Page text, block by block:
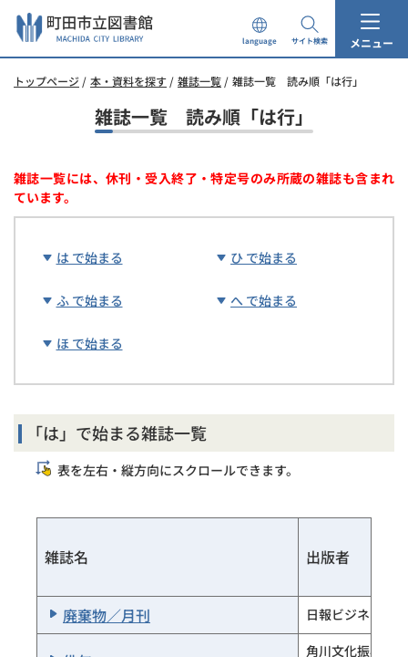
す。
language サイト検索 メニュー
トップページ 本・資料を探す 雑誌一覧 雑誌一覧 読み順「は行」
雑誌一覧 読み順「は行」
雑誌一覧には、休刊・受入終了・特定号のみ所蔵の雑誌も含まれ
ています。
は で始まる ひ で始まる
ふ で始まる へ で始まる
ほ で始まる
「は」で始まる雑誌一覧
表を左右・縦方向にスクロールできます。
雑誌名 出版者
廃棄物／月刊 日報ビジネス
角川文化振興財